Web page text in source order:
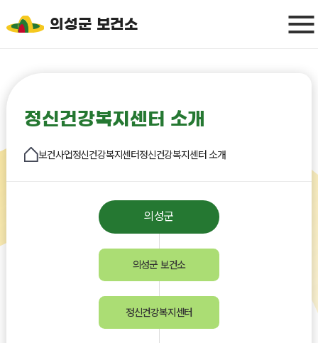
의성군 보건소
정신건강복지센터 소개
보건사업정신건강복지센터정신건강복지센터 소개
의성군
의성군 보건소
정신건강복지센터